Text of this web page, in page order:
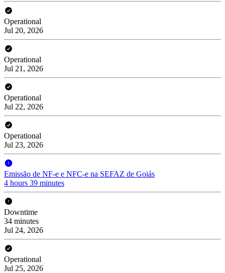
Operational
Jul 20, 2026
Operational
Jul 21, 2026
Operational
Jul 22, 2026
Operational
Jul 23, 2026
Emissão de NF-e e NFC-e na SEFAZ de Goiás
4 hours 39 minutes
Downtime
34 minutes
Jul 24, 2026
Operational
Jul 25, 2026